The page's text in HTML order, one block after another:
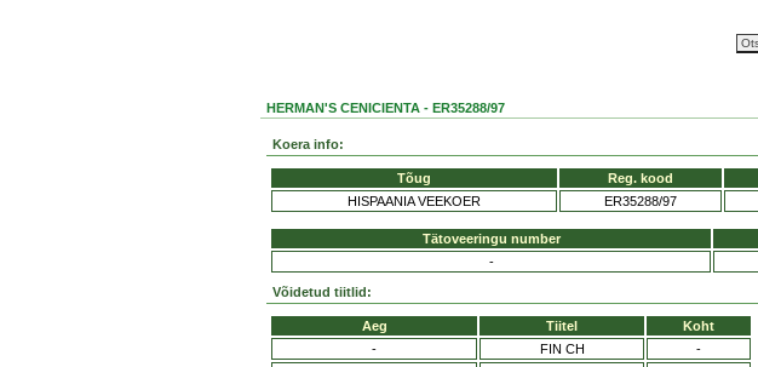
HERMAN'S CENICIENTA - ER35288/97
Koera info:
Tõug Reg. kood
HISPAANIA VEEKOER
ER35288/97
Tätoveeringu number
-
Võidetud tiitlid:
Aeg Tiitel
Koht
-
FIN CH
-